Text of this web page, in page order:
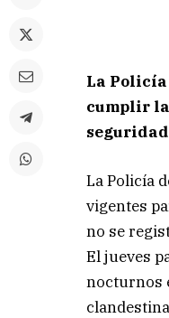
La
cumplir
La Policía
vigentes
no se
El jueves
nocturnos